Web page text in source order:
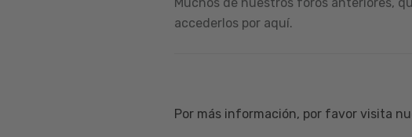
accederlos por aquí.
Por más información, por favor visita